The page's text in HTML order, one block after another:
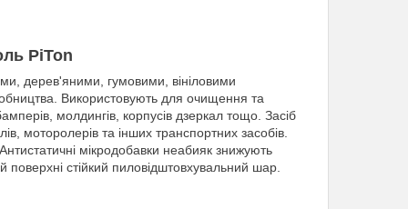
PiTon
дерев'яними, гумовими, вініловими
Використовують для очищення та
молдингів, корпусів дзеркал тощо. Засіб
моторолерів та інших транспортних засобів.
мікродобавки неабияк знижують
поверхні стійкий пиловідштовхувальний шар.